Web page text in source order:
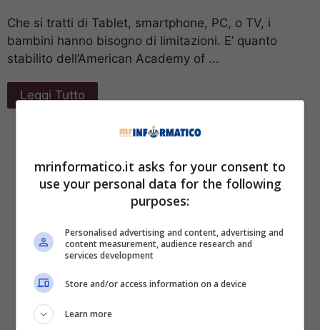
Che si tratti di Tablet, smartphone, PC, o TV, i
bambini hanno bisogno di limitazioni. E’ quanto
stabilito dell’American Academy of ...
Leggi Tutto
mrinformatico.it asks for your consent to
use your personal data for the following
purposes:
Personalised advertising and content, advertising and
content measurement, audience research and
services development
Store and/or access information on a device
Learn more